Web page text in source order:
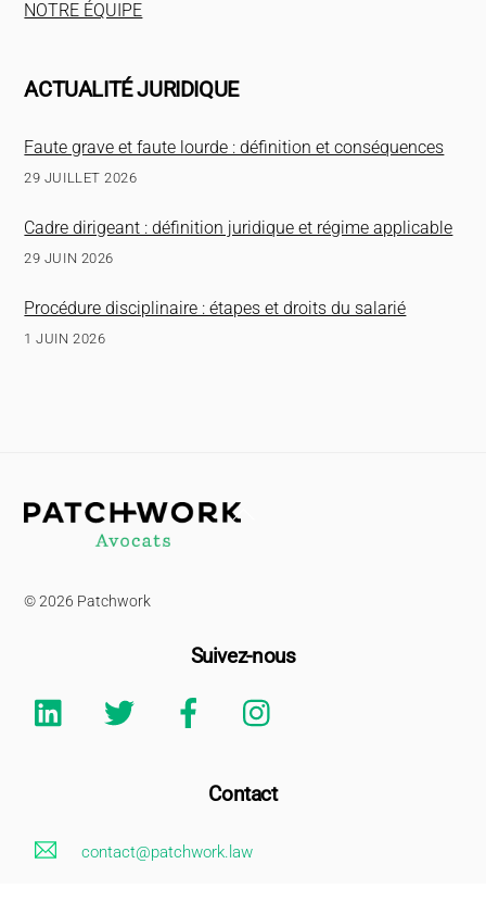
NOTRE ÉQUIPE
ACTUALITÉ JURIDIQUE
Faute grave et faute lourde : définition et conséquences
29 JUILLET 2026
Cadre dirigeant : définition juridique et régime applicable
29 JUIN 2026
Procédure disciplinaire : étapes et droits du salarié
1 JUIN 2026
© 2026 Patchwork
Suivez-nous
Linkedin Twitter Facebook
Contact
contact@patchwork.law